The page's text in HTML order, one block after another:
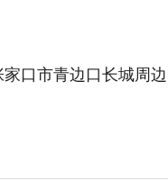
市青边口长城周边